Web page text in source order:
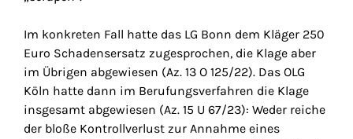
Im konkreten Fall hatte das LG Bonn dem Kläger 250
Euro Schadensersatz zugesprochen, die Klage aber
im Übrigen abgewiesen (Az. 13 O 125/22). Das OLG
Köln hatte dann im Berufungsverfahren die Klage
insgesamt abgewiesen (Az. 15 U 67/23): Weder reiche
der bloße Kontrollverlust zur Annahme eines